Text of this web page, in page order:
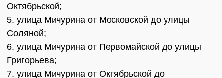
Октябрьской;
5. улица Мичурина от Московской до улицы
Соляной;
6. улица Мичурина от Первомайской до улицы
Григорьева;
7. улица Мичурина от Октябрьской до